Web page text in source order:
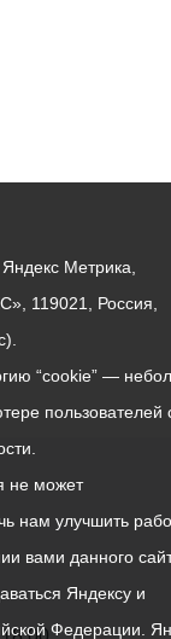
Метрика,
119021, Россия,
“cookie” —
пользователей
не может
нам улучшить
вами данного
Яндексу и
Федерации.